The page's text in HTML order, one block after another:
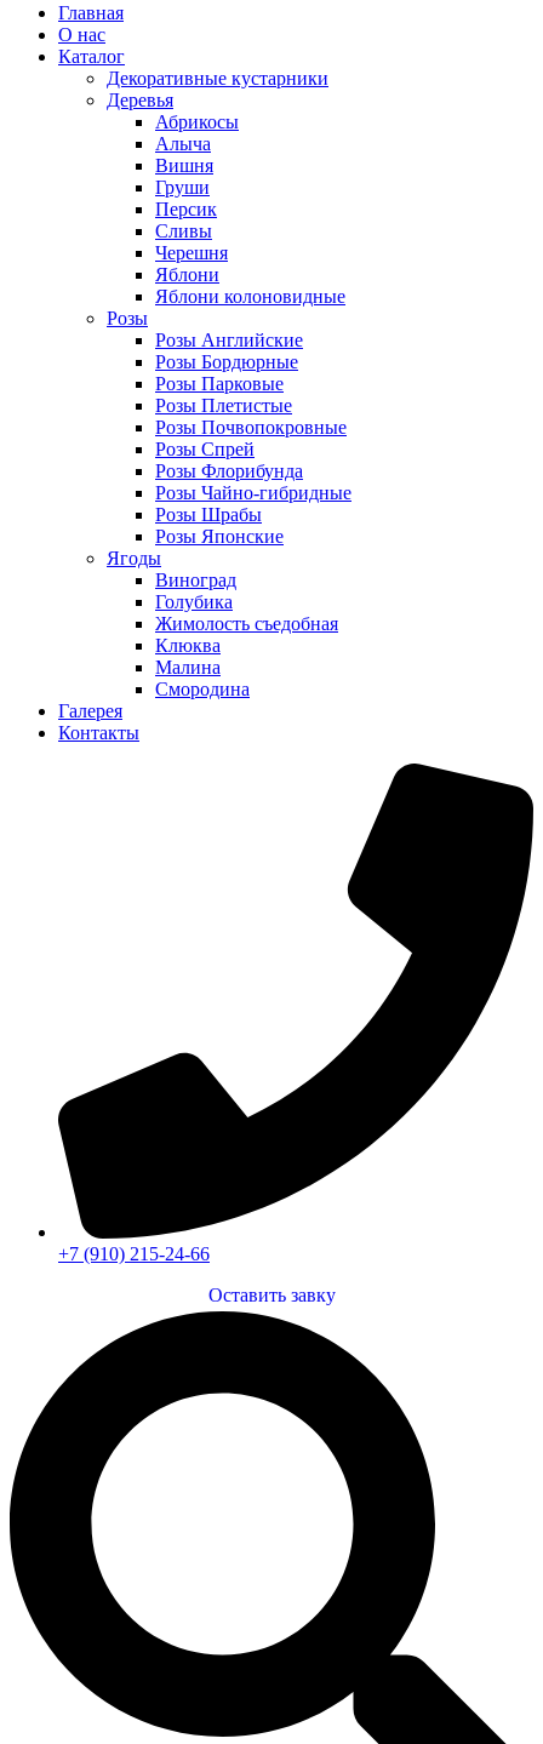
Главная
О нас
Каталог
Декоративные кустарники
Деревья
Абрикосы
Алыча
Вишня
Груши
Персик
Сливы
Черешня
Яблони
Яблони колоновидные
Розы
Розы Английские
Розы Бордюрные
Розы Парковые
Розы Плетистые
Розы Почвопокровные
Розы Спрей
Розы Флорибунда
Розы Чайно-гибридные
Розы Шрабы
Розы Японские
Ягоды
Виноград
Голубика
Жимолость съедобная
Клюква
Малина
Смородина
Галерея
Контакты
+7 (910) 215-24-66
Оставить завку